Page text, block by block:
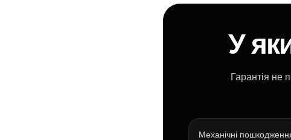
У
Гарантія не
Механічні